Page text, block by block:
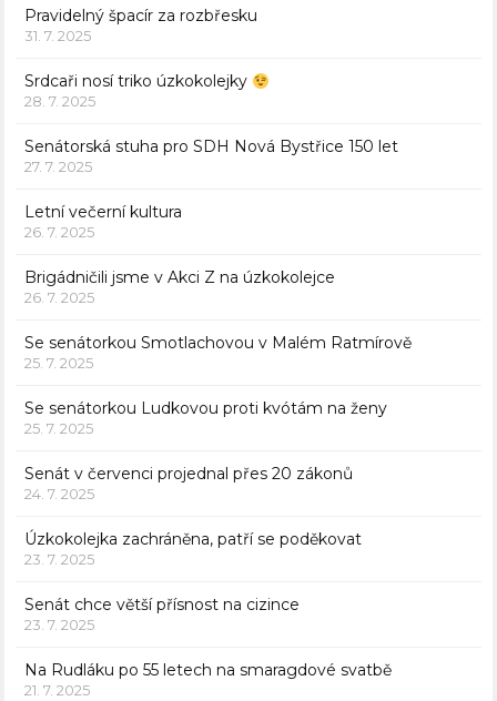
Pravidelný špacír za rozbřesku
31. 7. 2025
Srdcaři nosí triko úzkokolejky
28. 7. 2025
Senátorská stuha pro SDH Nová Bystřice 150 let
27. 7. 2025
Letní večerní kultura
26. 7. 2025
Brigádničili jsme v Akci Z na úzkokolejce
26. 7. 2025
Se senátorkou Smotlachovou v Malém Ratmírově
25. 7. 2025
Se senátorkou Ludkovou proti kvótám na ženy
25. 7. 2025
Senát v červenci projednal přes 20 zákonů
24. 7. 2025
Úzkokolejka zachráněna, patří se poděkovat
23. 7. 2025
Senát chce větší přísnost na cizince
23. 7. 2025
Na Rudláku po 55 letech na smaragdové svatbě
21. 7. 2025